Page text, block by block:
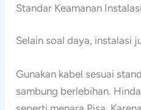
Standar Keamanan
Selain soal daya, instalasi
Gunakan kabel sesuai
sambung berlebihan.